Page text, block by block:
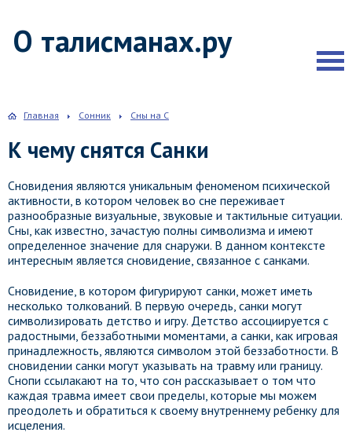
О талисманах.ру
Главная Сонник Сны на С
К чему снятся Санки
Сновидения являются уникальным феноменом психической
активности, в котором человек во сне переживает
разнообразные визуальные, звуковые и тактильные ситуации.
Сны, как известно, зачастую полны символизма и имеют
определенное значение для снаружи. В данном контексте
интересным является сновидение, связанное с санками.
Сновидение, в котором фигурируют санки, может иметь
несколько толкований. В первую очередь, санки могут
символизировать детство и игру. Детство ассоциируется с
радостными, беззаботными моментами, а санки, как игровая
принадлежность, являются символом этой беззаботности. В
сновидении санки могут указывать на травму или границу.
Снопи ссылакают на то, что сон рассказывает о том что
каждая травма имеет свои пределы, которые мы можем
преодолеть и обратиться к своему внутреннему ребенку для
исцеления.